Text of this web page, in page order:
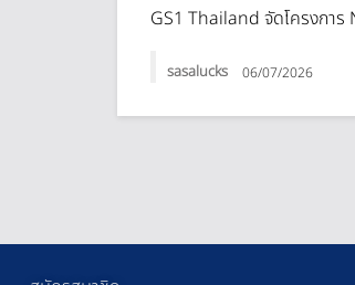
GS1 Thailand จัดโครงกา
sasalucks 06/07/2026